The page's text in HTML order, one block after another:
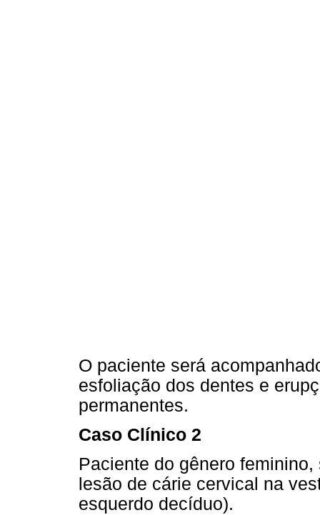
O paciente será
esfoliação dos dentes e
permanentes.
Caso Clínico 2
Paciente do gênero
lesão de cárie cervical na
esquerdo decíduo).